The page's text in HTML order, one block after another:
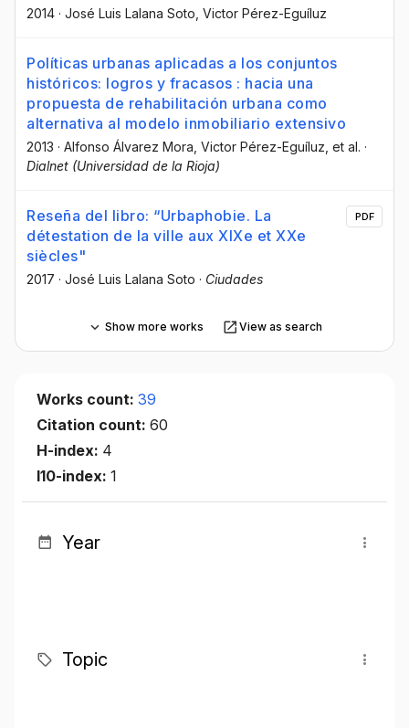
2014 · José Luis Lalana Soto , Victor Pérez-Eguíluz
Políticas urbanas aplicadas a los conjuntos
históricos: logros y fracasos : hacia una
propuesta de rehabilitación urbana como
alternativa al modelo inmobiliario extensivo
2013 · Alfonso Álvarez Mora , Victor Pérez-Eguíluz , et al. ·
Dialnet (Universidad de la Rioja)
Reseña del libro: “Urbaphobie. La
détestation de la ville aux XIXe et XXe
siècles"
2017 · José Luis Lalana Soto · Ciudades
PDF
Show more works View as search
Works count: 39
Citation count: 60
H-index: 4
I10-index: 1
Year
Topic